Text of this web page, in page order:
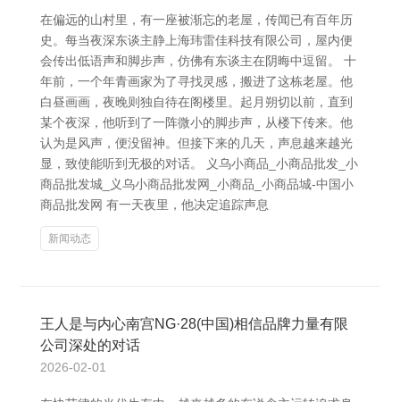
在偏远的山村里，有一座被渐忘的老屋，传闻已有百年历
史。每当夜深东谈主静上海玮雷佳科技有限公司，屋内便
会传出低语声和脚步声，仿佛有东谈主在阴晦中逗留。 十
年前，一个年青画家为了寻找灵感，搬进了这栋老屋。他
白昼画画，夜晚则独自待在阁楼里。起月朔切以前，直到
某个夜深，他听到了一阵微小的脚步声，从楼下传来。他
认为是风声，便没留神。但接下来的几天，声息越来越光
显，致使能听到无极的对话。 义乌小商品_小商品批发_小
商品批发城_义乌小商品批发网_小商品_小商品城-中国小
商品批发网 有一天夜里，他决定追踪声息
新闻动态
王人是与内心南宫NG·28(中国)相信品牌力量有限
公司深处的对话
2026-02-01